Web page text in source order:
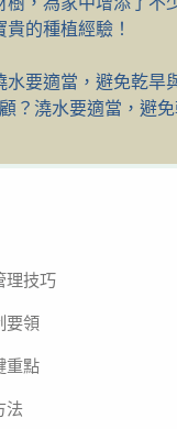
的種植經驗！
？澆水要適當，避
理技巧
要領
重點
法